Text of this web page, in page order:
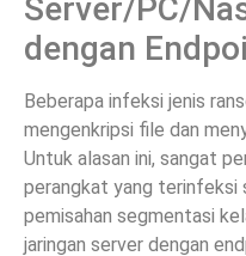
Server/PC/
dengan
Beberapa infeksi jenis
mengenkripsi file dan
Untuk alasan ini, sangat
perangkat yang terinfeksi
pemisahan segmentasi
jaringan server dengan